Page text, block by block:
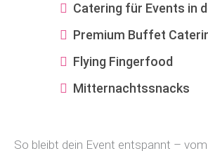
Catering für Events in
Premium Buffet
Flying Fingerfood
Mitternachtssnacks
So bleibt dein Event entspannt –